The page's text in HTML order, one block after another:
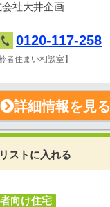
会社大井企画
0120-117-258
者住まい相談室】
詳細情報を見る
ストに入れる
向け住宅